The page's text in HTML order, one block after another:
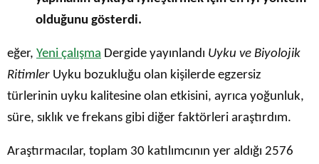
olduğunu gösterdi.
eğer, Yeni çalışma Dergide yayınlandı Uyku ve Biyolojik
Ritimler Uyku bozukluğu olan kişilerde egzersiz
türlerinin uyku kalitesine olan etkisini, ayrıca yoğunluk,
süre, sıklık ve frekans gibi diğer faktörleri araştırdım.
Araştırmacılar, toplam 30 katılımcının yer aldığı 2576